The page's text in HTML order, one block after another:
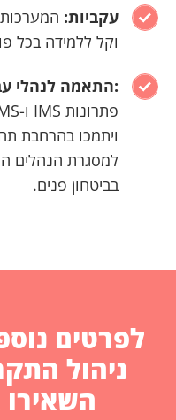
עקביות:
וקל ללמידה בכל
:התאמה לנהלי
ויתמכו בהרחבת
למסגרת הנהלים
בביטחון פנים.
לפרטים
ניהול